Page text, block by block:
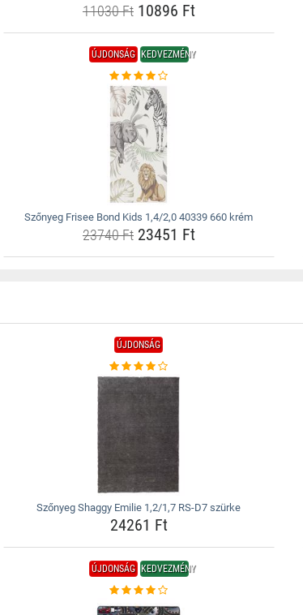
11030 Ft10896 Ft
ÚJDONSÁG KEDVEZMÉNY
Szőnyeg Frisee Bond Kids 1,4/2,0 40339 660 krém
23740 Ft23451 Ft
ÚJDONSÁG
Szőnyeg Shaggy Emilie 1,2/1,7 RS-D7 szürke
24261 Ft
ÚJDONSÁG KEDVEZMÉNY